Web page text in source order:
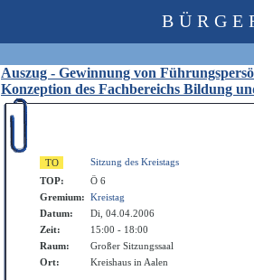
Auszug - Gewinnung von
Konzeption des Fachbereichs Bildung
Sitzung des Kreistags
TOP:
Ö 6
Gremium: Kreistag
Datum:
Di, 04.04.2006
Zeit:
15:00 - 18:00
Raum:
Großer Sitzungssaal
Ort:
Kreishaus in Aalen